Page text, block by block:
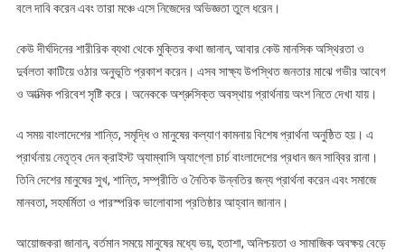
বলে দাবি করেন এবং তারা মঞ্চে এসে নিজেদের অভিজ্ঞতা তুলে ধরেন।
কেউ দীর্ঘদিনের শারীরিক ব্যথা থেকে মুক্তির কথা জানান, আবার কেউ মানসিক অস্থিরতা ও
দুর্বলতা কাটিয়ে ওঠার অনুভূতি প্রকাশ করেন। এসব সাক্ষ্য উপস্থিত জনতার মাঝে গভীর আবেগ
ও আত্মিক পরিবেশ সৃষ্টি করে। অনেককে অশ্রুসিক্ত অবস্থায় প্রার্থনায় অংশ নিতে দেখা যায়।
এ সময় বাংলাদেশের শান্তি, সমৃদ্ধি ও মানুষের কল্যাণ কামনায় বিশেষ প্রার্থনা অনুষ্ঠিত হয়। এ
প্রার্থনায় নেতৃত্ব দেন ক্রাইস্ট অ্যাম্বাসি অ্যাগ্লো চার্চ বাংলাদেশের প্রধান জন সাব্বির রানা।
তিনি দেশের মানুষের সুখ, শান্তি, সম্প্রীতি ও নৈতিক উন্নতির জন্য প্রার্থনা করেন এবং সমাজে
মানবতা, সহমর্মিতা ও পারস্পরিক ভালোবাসা প্রতিষ্ঠার আহ্বান জানান।
আয়োজকরা জানান, বর্তমান সময়ে মানুষের মধ্যে ভয়, হতাশা, অনিশ্চয়তা ও সামাজিক অবক্ষয় বেড়ে